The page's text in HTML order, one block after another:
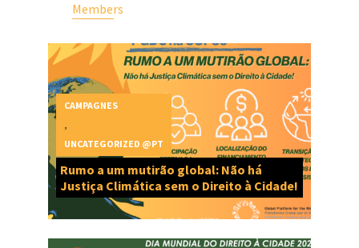
Members
Rumo a um mutirão global: Não há
Justiça Climática sem o Direito à Cidade!
CAMPAGNES
UNCATEGORIZED @PT